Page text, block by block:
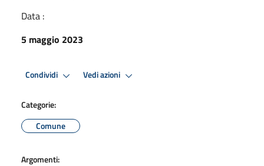
Data :
5 maggio 2023
Condividi Vedi azioni
Categorie:
Comune
Argomenti: